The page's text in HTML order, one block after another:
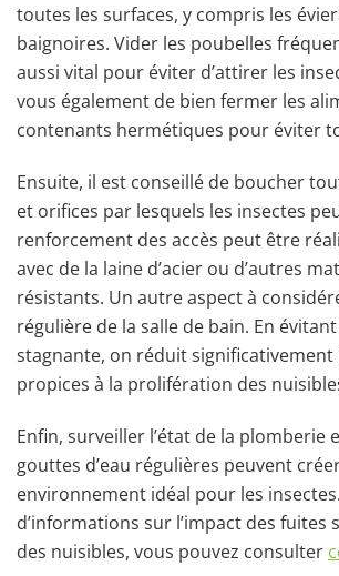
toutes les surfaces, y compris les
baignoires. Vider les poubelles
aussi vital pour éviter d’attirer les
vous également de bien fermer les
contenants hermétiques pour éviter
Ensuite, il est conseillé de boucher
et orifices par lesquels les insectes
renforcement des accès peut être
avec de la laine d’acier ou d’autres
résistants. Un autre aspect à
régulière de la salle de bain. En
stagnante, on réduit significativement
propices à la prolifération des
Enfin, surveiller l’état de la plomberie
gouttes d’eau régulières peuvent
environnement idéal pour les
d’informations sur l’impact des fuites
des nuisibles, vous pouvez consulter